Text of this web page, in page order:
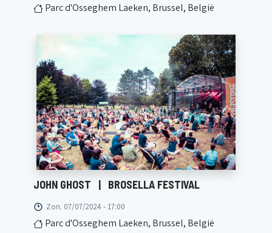
Parc d'Osseghem Laeken, Brussel, België
JOHN GHOST | BROSELLA FESTIVAL
Zon. 07/07/2024 - 17:00
Parc d'Osseghem Laeken, Brussel, België